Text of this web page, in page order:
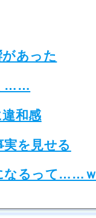
あった
……
和感
を見せる
なるって……ｗ